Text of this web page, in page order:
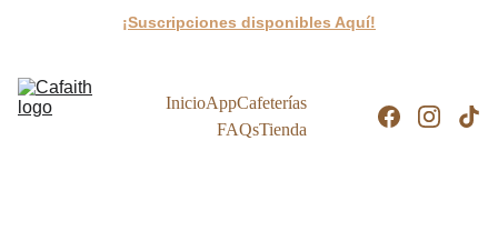
¡Suscripciones disponibles Aquí!
InicioAppCafeterías
FAQsTienda